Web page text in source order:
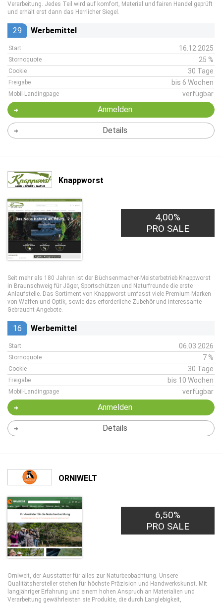
Verarbeitung. Jedes Teil wird auf komfort, Material und fairen Handel geprüft
und erhält erst dann das Herrlicher Siegel.
29 Werbemittel
Start 16.12.2025
Stornoquote 25 %
Cookie 30 Tage
Freigabe bis 6 Wochen
Mobil-Landingpage verfügbar
Anmelden
Details
Knappworst
4,00%
PRO SALE
Seit mehr als 180 Jahren ist der Büchsenmacher-Meisterbetrieb Knappworst
in Braunschweig für Jäger, Sportschützen und Naturfreunde die erste
Anlaufstelle. Das Sortiment von Knappworst umfasst viele Premium-Marken
von Waffen und Optik, sowie das erforderliche Zubehör und interessante
Gebraucht-Angebote.
16 Werbemittel
Start 06.03.2026
Stornoquote 7 %
Cookie 30 Tage
Freigabe bis 10 Wochen
Mobil-Landingpage verfügbar
Anmelden
Details
ORNIWELT
6,50%
PRO SALE
Orniwelt, der Ausstatter für alles zur Naturbeobachtung. Unsere
Qualitätshersteller stehen für höchste Präzision und Handwerkskunst. Mit
langjähriger Erfahrung und einem hohen Anspruch an Materialien und
Verarbeitung gewährleisten sie Produkte, die durch Langlebigkeit,